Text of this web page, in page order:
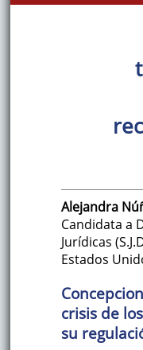
Alejandra
Candidata a
Jurídicas
Estados
crisis de
su